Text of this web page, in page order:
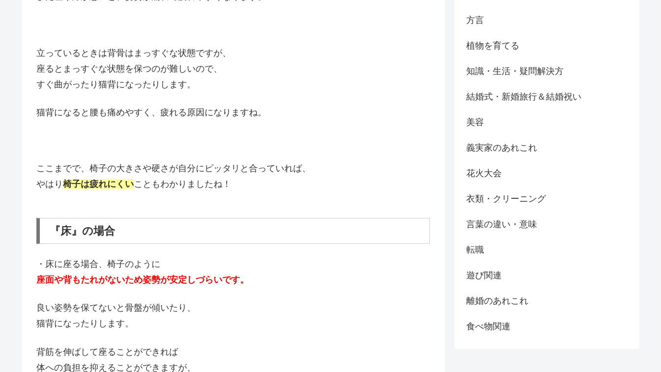
立っているときは背骨はまっすぐな状態ですが、
座るとまっすぐな状態を保つのが難しいので、
すぐ曲がったり猫背になったりします。
猫背になると腰も痛めやすく、疲れる原因になりますね。
ここまでで、椅子の大きさや硬さが自分にピッタリと合っていれば、
やはり 椅子は疲れにくいこともわかりましたね！
『床』の場合
・床に座る場合、椅子のように
座面や背もたれがないため姿勢が安定しづらいです。
良い姿勢を保てないと骨盤が傾いたり、
猫背になったりします。
背筋を伸ばして座ることができれば
体への負担を抑えることができますが、
方言
植物を育てる
知識・生活・疑問解決方
結婚式・新婚旅行＆結婚祝い
美容
義実家のあれこれ
花火大会
衣類・クリーニング
言葉の違い・意味
転職
遊び関連
離婚のあれこれ
食べ物関連